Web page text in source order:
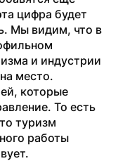
цифра будет
Мы видим, что в
и индустрии
место.
которые
То есть
туризм
работы